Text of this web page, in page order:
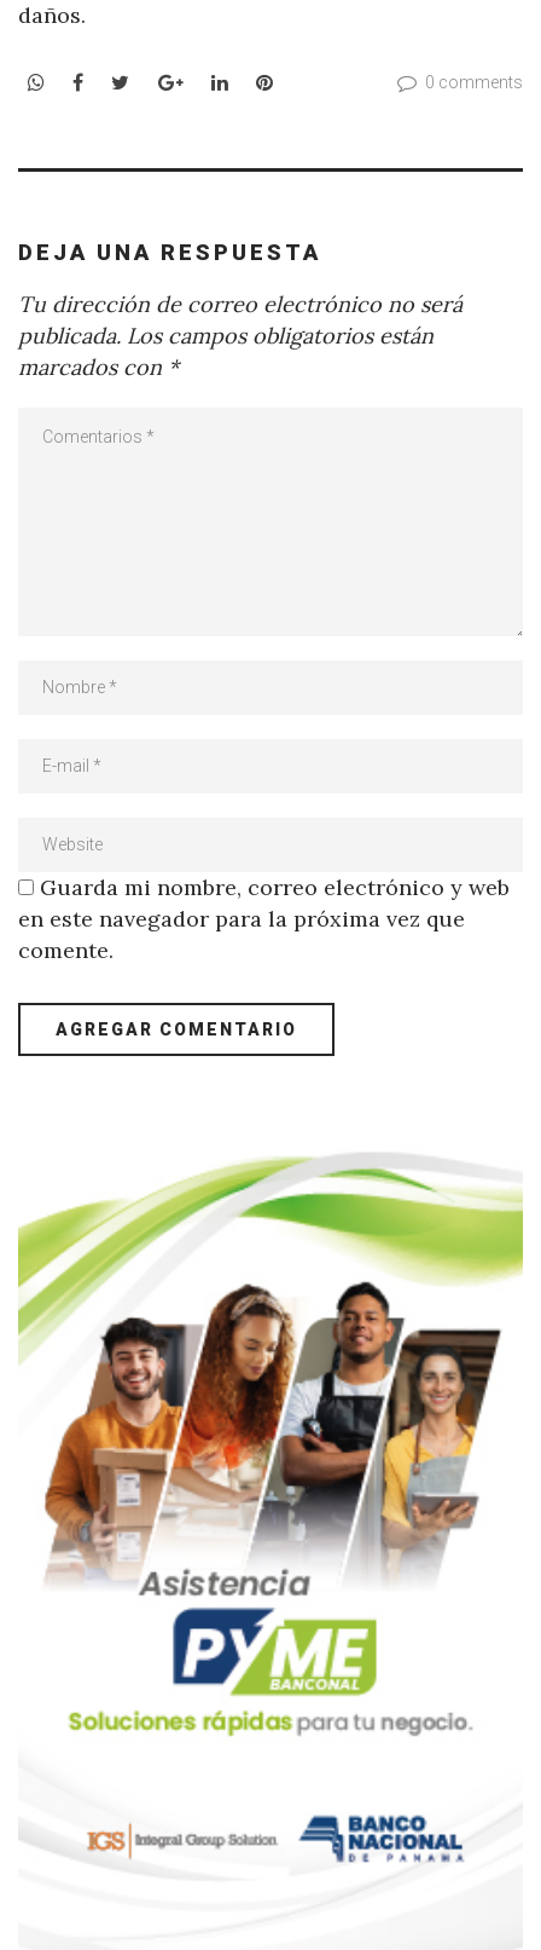
daños.
WhatsApp
Facebook
TwitterGoogle+LinkedInPinterest 0 comments
DEJA UNA RESPUESTA
Tu dirección de correo electrónico no será
publicada. Los campos obligatorios están
marcados con *
Guarda mi nombre, correo electrónico y web
en este navegador para la próxima vez que
comente.